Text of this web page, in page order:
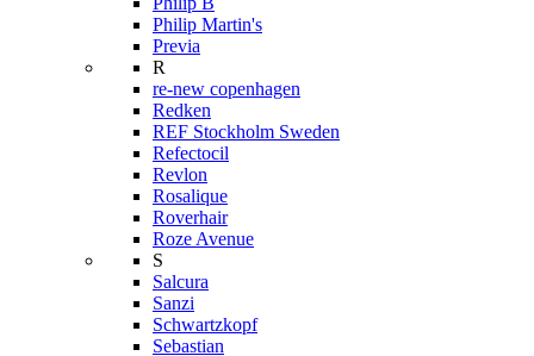
Philip Martin's
Previa
R
re-new copenhagen
Redken
REF Stockholm Sweden
Refectocil
Revlon
Rosalique
Roverhair
Roze Avenue
S
Salcura
Sanzi
Schwartzkopf
Sebastian